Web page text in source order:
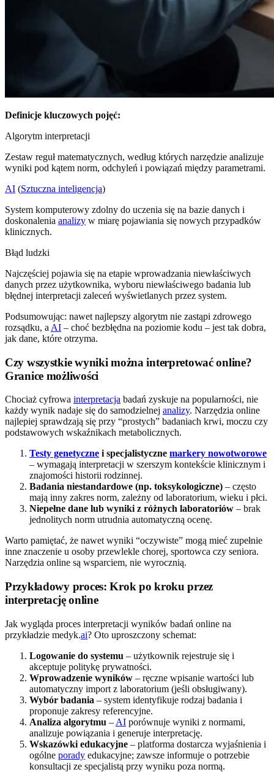
Definicje kluczowych pojęć:
Algorytm interpretacji
Zestaw reguł matematycznych, według których narzędzie analizuje
wyniki pod kątem norm, odchyleń i powiązań między parametrami.
AI (Sztuczna inteligencja)
System komputerowy zdolny do uczenia się na bazie danych i
doskonalenia analizy w miarę pojawiania się nowych przypadków
klinicznych.
Błąd ludzki
Najczęściej pojawia się na etapie wprowadzania niewłaściwych
danych przez użytkownika, wyboru niewłaściwego badania lub
błędnej interpretacji zaleceń wyświetlanych przez system.
Podsumowując: nawet najlepszy algorytm nie zastąpi zdrowego
rozsądku, a AI – choć bezbłędna na poziomie kodu – jest tak dobra,
jak dane, które otrzyma.
Czy wszystkie wyniki można interpretować online?
Granice możliwości
Chociaż cyfrowa interpretacja badań zyskuje na popularności, nie
każdy wynik nadaje się do samodzielnej analizy. Narzędzia online
najlepiej sprawdzają się przy “prostych” badaniach krwi, moczu czy
podstawowych wskaźnikach metabolicznych.
Testy genetyczne i specjalistyczne markery nowotworowe
– wymagają interpretacji w szerszym kontekście klinicznym i
znajomości historii rodzinnej.
Badania niestandardowe (np. toksykologiczne) – często
mają inny zakres norm, zależny od laboratorium, wieku i płci.
Niepełne dane lub wyniki z różnych laboratoriów – brak
jednolitych norm utrudnia automatyczną ocenę.
Warto pamiętać, że nawet wyniki “oczywiste” mogą mieć zupełnie
inne znaczenie u osoby przewlekle chorej, sportowca czy seniora.
Narzędzia online są wsparciem, nie wyrocznią.
Przykładowy proces: Krok po kroku przez
interpretację online
Jak wygląda proces interpretacji wyników badań online na
przykładzie medyk.ai? Oto uproszczony schemat:
Logowanie do systemu – użytkownik rejestruje się i
akceptuje politykę prywatności.
Wprowadzenie wyników – ręczne wpisanie wartości lub
automatyczny import z laboratorium (jeśli obsługiwany).
Wybór badania – system identyfikuje rodzaj badania i
proponuje zakresy referencyjne.
Analiza algorytmu – AI porównuje wyniki z normami,
analizuje powiązania i generuje interpretację.
Wskazówki edukacyjne – platforma dostarcza wyjaśnienia i
ogólne porady edukacyjne; zawsze informuje o potrzebie
konsultacji ze specjalistą przy wyniku poza normą.